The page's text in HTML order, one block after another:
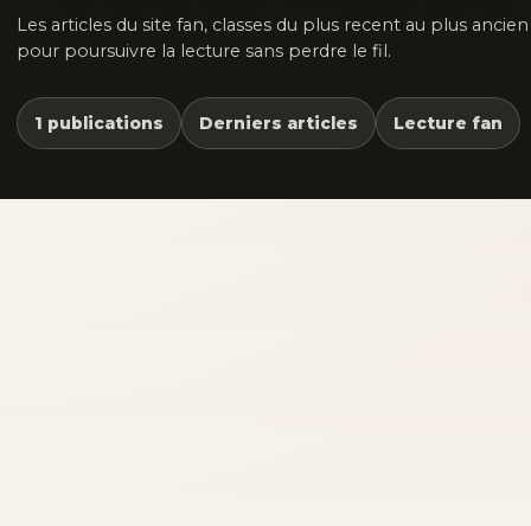
Les articles du site fan, classes du plus recent au plus ancien
pour poursuivre la lecture sans perdre le fil.
1 publications Derniers articles Lecture fan